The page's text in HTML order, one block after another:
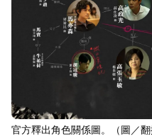
官方釋出角色關係圖。（圖／